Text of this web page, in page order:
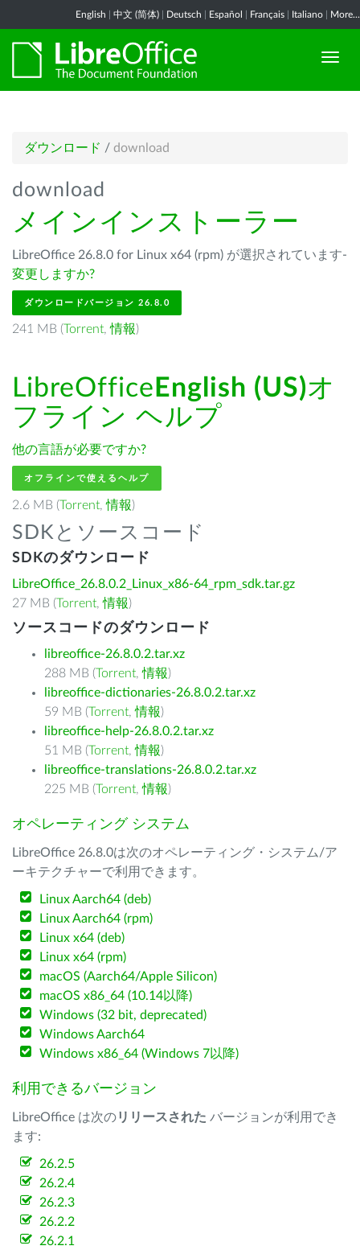
English 中文 (简体) Deutsch Español Français Italiano More...
ダウンロード / download
download
メインインストーラー
LibreOffice 26.8.0 for Linux x64 (rpm) が選択されています-
変更しますか?
ダウンロードバージョン 26.8.0
241 MB (Torrent,情報)
LibreOffice English (US)オ
フライン ヘルプ
他の言語が必要ですか?
オフラインで使えるヘルプ
2.6 MB (Torrent,情報)
SDKとソースコード
SDKのダウンロード
LibreOffice_26.8.0.2_Linux_x86-64_rpm_sdk.tar.gz
27 MB (Torrent,情報)
ソースコードのダウンロード
libreoffice-26.8.0.2.tar.xz
288 MB (Torrent,情報)
libreoffice-dictionaries-26.8.0.2.tar.xz
59 MB (Torrent,情報)
libreoffice-help-26.8.0.2.tar.xz
51 MB (Torrent,情報)
libreoffice-translations-26.8.0.2.tar.xz
225 MB (Torrent,情報)
オペレーティング システム
LibreOffice 26.8.0は次のオペレーティング・システム/ア
ーキテクチャーで利用できます。
Linux Aarch64 (deb)
Linux Aarch64 (rpm)
Linux x64 (deb)
Linux x64 (rpm)
macOS (Aarch64/Apple Silicon)
macOS x86_64 (10.14以降)
Windows (32 bit, deprecated)
Windows Aarch64
Windows x86_64 (Windows 7以降)
利用できるバージョン
LibreOffice は次のリリースされた バージョンが利用でき
ます:
26.2.5
26.2.4
26.2.3
26.2.2
26.2.1